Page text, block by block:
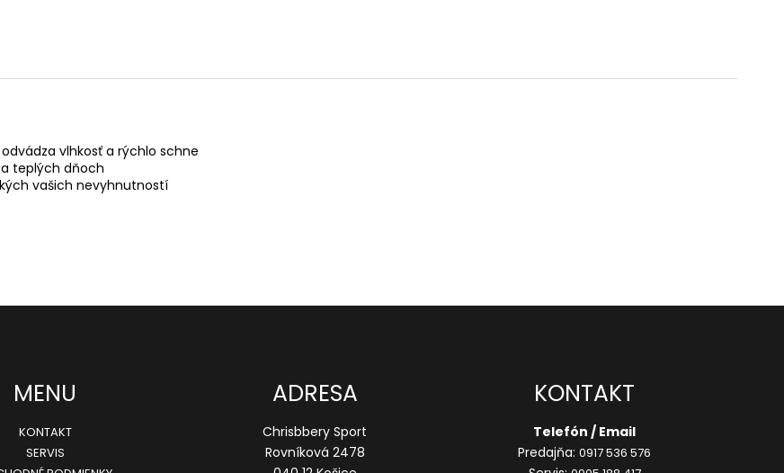
vlhkosť a rýchlo schne
teplých dňoch
vašich nevyhnutností
MENU
KONTAKT
SERVIS
ADRESA
Chrisbbery Sport
Rovníková 2478
KONTAKT
Telefón / Email
Predajňa: 0917 536 576